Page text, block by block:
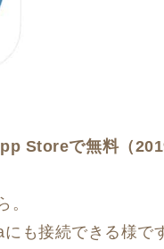
Storeで無料（
。
も接続できる様で